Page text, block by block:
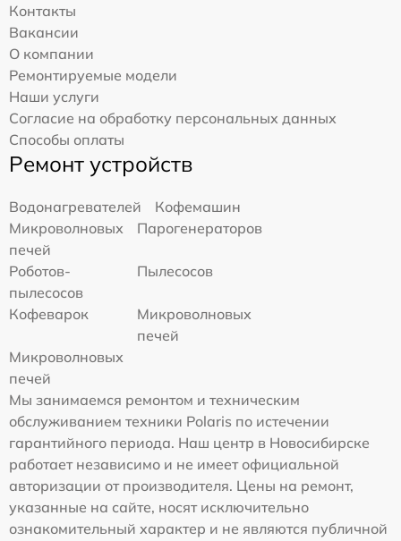
Контакты
Вакансии
О компании
Ремонтируемые модели
Наши услуги
Согласие на обработку персональных данных
Способы оплаты
Ремонт устройств
Водонагревателей
Кофемашин
Микроволновых
печей
Парогенераторов
Роботов-
пылесосов
Пылесосов
Кофеварок
Микроволновых
печей
Микроволновых
печей
Мы занимаемся ремонтом и техническим
обслуживанием техники Polaris по истечении
гарантийного периода. Наш центр в Новосибирске
работает независимо и не имеет официальной
авторизации от производителя. Цены на ремонт,
указанные на сайте, носят исключительно
ознакомительный характер и не являются публичной